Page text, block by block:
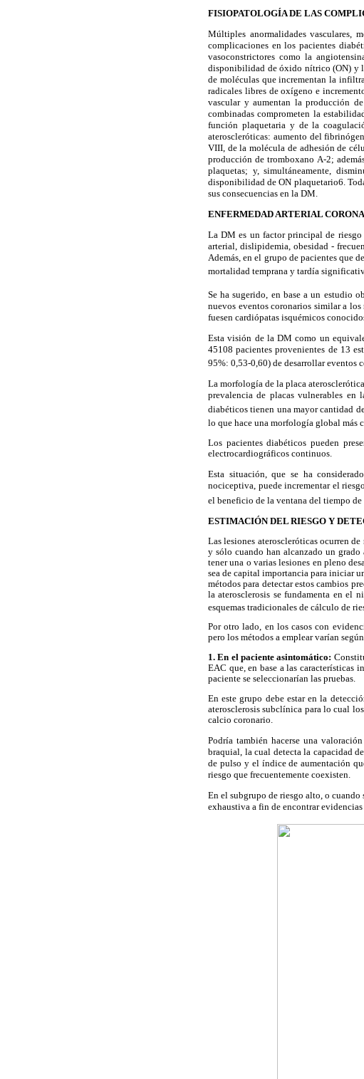
FISIOPATOLOGÍA DE LAS
Múltiples anormalidades vasculares,
complicaciones en los pacientes
vasoconstrictores como la
disponibilidad de óxido nítrico (ON) y
de moléculas que incrementan la
radicales libres de oxígeno e
vascular y aumentan la producción
combinadas comprometen la
función plaquetaria y de la
ateroscleróticas: aumento del
VIII, de la molécula de adhesión de
producción de tromboxano A-2;
plaquetas; y, simultáneamente,
disponibilidad de ON plaquetario6.
sus consecuencias en la DM.
ENFERMEDAD ARTERIAL
La DM es un factor principal de riesgo
arterial, dislipidemia, obesidad -
Además, en el grupo de pacientes que
mortalidad temprana y tardía
Se ha sugerido, en base a un estudio
nuevos eventos coronarios similar a
fuesen cardiópatas isquémicos
Esta visión de la DM como un
45108 pacientes provenientes de 13
95%: 0,53-0,60) de desarrollar eventos
La morfología de la placa
prevalencia de placas vulnerables en
diabéticos tienen una mayor cantidad
lo que hace una morfología global más
Los pacientes diabéticos pueden
electrocardiográficos continuos.
Esta situación, que se ha
nociceptiva, puede incrementar el
el beneficio de la ventana del tiempo
ESTIMACIÓN DEL RIESGO Y
Las lesiones ateroscleróticas ocurren
y sólo cuando han alcanzado un
tener una o varias lesiones en pleno
sea de capital importancia para iniciar
métodos para detectar estos cambios
la aterosclerosis se fundamenta en el
esquemas tradicionales de cálculo de
Por otro lado, en los casos con
pero los métodos a emplear varían
1. En el paciente asintomático:
EAC que, en base a las
paciente se seleccionarían las pruebas.
En este grupo debe estar en la
aterosclerosis subclínica para lo cual
calcio coronario.
Podría también hacerse una
braquial, la cual detecta la capacidad
de pulso y el índice de aumentación
riesgo que frecuentemente coexisten.
En el subgrupo de riesgo alto, o
exhaustiva a fin de encontrar